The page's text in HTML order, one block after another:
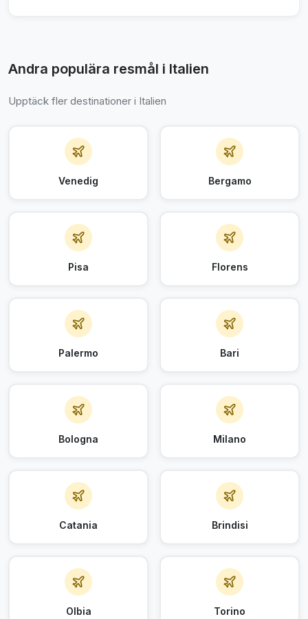
Andra populära resmål i Italien
Upptäck fler destinationer i Italien
Venedig Bergamo
Pisa Florens
Palermo Bari
Bologna Milano
Catania Brindisi
Olbia Torino